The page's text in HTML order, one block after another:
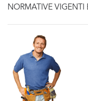
NORMATIVE VIGENTI